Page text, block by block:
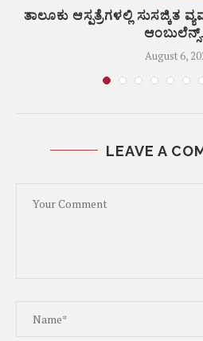
ತಾಲೂಕು ಆಸ್ಪತ್ರೆಗಳಲ್ಲಿ ಸುಸಜ್ಕಿತ
August 6,
LEAVE A